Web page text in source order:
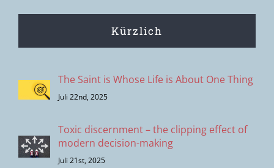
Kürzlich
The Saint is Whose Life is About One Thing
Juli 22nd, 2025
Toxic discernment – the clipping effect of
modern decision-making
Juli 21st, 2025